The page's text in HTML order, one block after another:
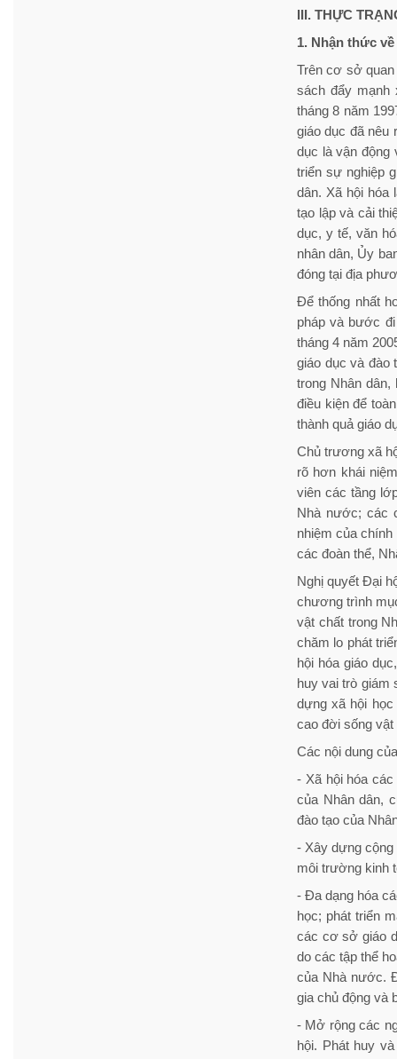
III. THỰC
1. Nhận thức
Trên cơ sở
sách đẩy mạnh
tháng 8 năm
giáo dục đã nêu
dục là vận động
triển sự nghiệp
dân. Xã hội hóa
tạo lập và cải
dục, y tế, văn
nhân dân, Ủy
đóng tại địa
Để thống nhất
pháp và bước
tháng 4 năm
giáo dục và đào
trong Nhân
điều kiện để
thành quả giáo
Chủ trương xã
rõ hơn khái
viên các tầng
Nhà nước; các
nhiệm của
các đoàn thể,
Nghị quyết Đại
chương trình
vật chất trong
chăm lo phát
hội hóa giáo
huy vai trò giám
dựng xã hội
cao đời sống vật
Các nội dung
- Xã hội hóa
của Nhân dân,
đào tạo của
- Xây dựng cộng
môi trường kinh
- Đa dạng hóa
học; phát triển
các cơ sở giáo
do các tập thể
của Nhà nước.
gia chủ động và
- Mở rộng các
hội. Phát huy